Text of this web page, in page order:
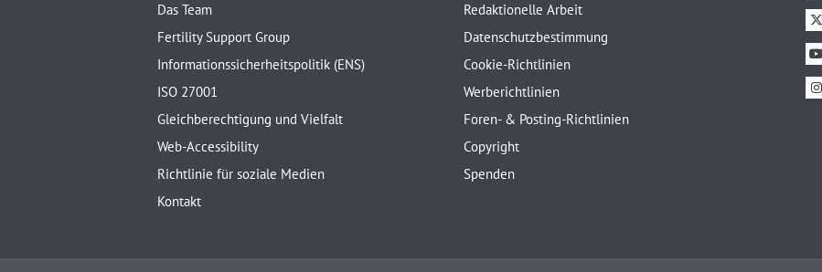
Das Team
Fertility Support Group
Informationssicherheitspolitik (ENS)
ISO 27001
Gleichberechtigung und Vielfalt
Web-Accessibility
Richtlinie für soziale Medien
Kontakt
Redaktionelle Arbeit
Datenschutzbestimmung
Cookie-Richtlinien
Werberichtlinien
Foren- & Posting-Richtlinien
Copyright
Spenden